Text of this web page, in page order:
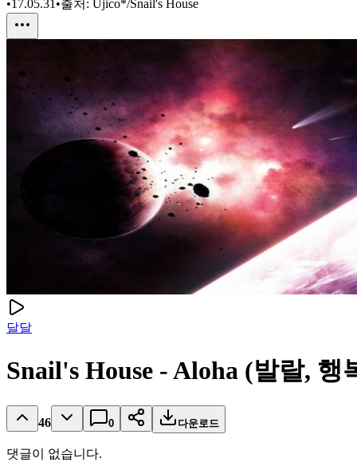
•17.05.31 •출처: Ujico*/Snail's House
달달
Snail's House - Aloha (발랄,
46 0 다운로드
댓글이 없습니다.